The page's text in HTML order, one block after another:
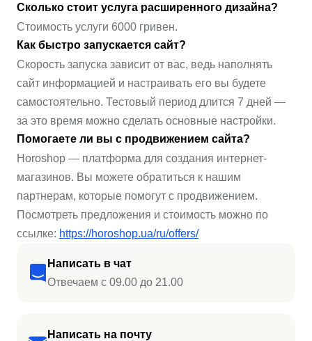
Написать в чат
Отвечаем с 09.00 до 21.00
Написать на почту
Сколько стоит услуга расширенного дизайна?
Стоимость услуги 6000 гривен.
Как быстро запускается сайт?
Скорость запуска зависит от вас, ведь наполнять
сайт информацией и настраивать его вы будете
самостоятельно. Тестовый период длится 7 дней —
за это время можно сделать основные настройки.
Помогаете ли вы с продвижением сайта?
Horoshop — платформа для создания интернет-
магазинов. Вы можете обратиться к нашим
партнерам, которые помогут с продвижением.
Посмотреть предложения и стоимость можно по
ссылке: https://horoshop.ua/ru/offers/